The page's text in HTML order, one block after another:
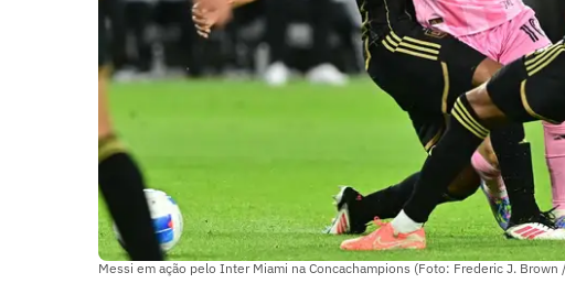
Messi em ação pelo Inter Miami na Concachampions (Foto: Frederic J. Brown